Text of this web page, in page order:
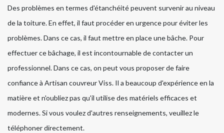
Des problèmes en termes d'étanchéité peuvent survenir au niveau
de la toiture. En effet, il faut procéder en urgence pour éviter les
problèmes. Dans ce cas, il faut mettre en place une bâche. Pour
effectuer ce bâchage, il est incontournable de contacter un
professionnel. Dans ce cas, on peut vous proposer de faire
confiance à Artisan couvreur Viss. Il a beaucoup d'expérience en la
matière et n'oubliez pas qu'il utilise des matériels efficaces et
modernes. Si vous voulez d'autres renseignements, veuillez le
téléphoner directement.